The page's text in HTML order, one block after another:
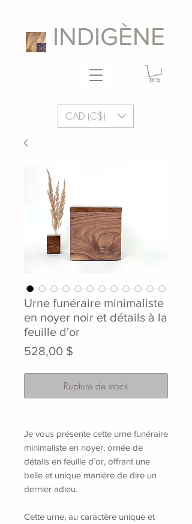
INDIGÈNE
CAD (C$)
Urne funéraire minimaliste
en noyer noir et détails à la
feuille d'or
528,00 $
Rupture de stock
Je vous présente cette urne funéraire
minimaliste en noyer, ornée de
détails en feuille d’or, offrant une
belle et unique manière de dire un
dernier adieu.
Cette urne, au caractère unique et